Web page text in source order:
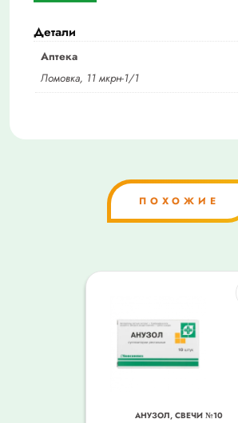
Детали
Аптека
Ломовка, 11 мкрн-1/1
ПОХОЖИЕ
АНУЗОЛ, СВЕЧИ №10